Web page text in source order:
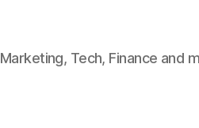
Marketing, Tech, Finance and